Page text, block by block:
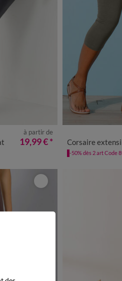
54
56
à partir de
19,99 €* Corsaire extensible taille
-50% dès 2 art Code